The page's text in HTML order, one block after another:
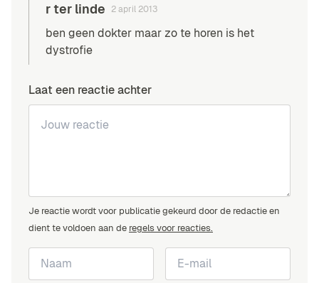
r ter linde 2 april 2013
ben geen dokter maar zo te horen is het
dystrofie
Laat een reactie achter
Je reactie wordt voor publicatie gekeurd door de redactie en
dient te voldoen aan de regels voor reacties.